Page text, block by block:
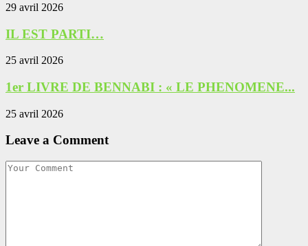
29 avril 2026
IL EST PARTI…
25 avril 2026
1er LIVRE DE BENNABI : « LE PHENOMENE...
25 avril 2026
Leave a Comment